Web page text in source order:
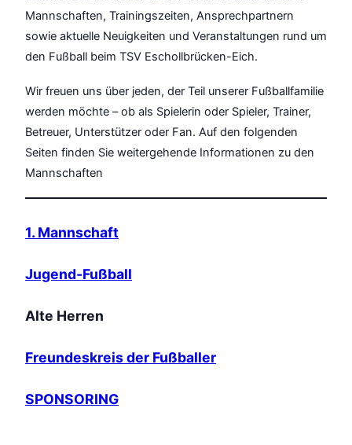
Mannschaften, Trainingszeiten, Ansprechpartnern
sowie aktuelle Neuigkeiten und Veranstaltungen rund um
den Fußball beim TSV Eschollbrücken-Eich.
Wir freuen uns über jeden, der Teil unserer Fußballfamilie
werden möchte – ob als Spielerin oder Spieler, Trainer,
Betreuer, Unterstützer oder Fan. Auf den folgenden
Seiten finden Sie weitergehende Informationen zu den
Mannschaften
1. Mannschaft
Jugend-Fußball
Alte Herren
Freundeskreis der Fußballer
SPONSORING